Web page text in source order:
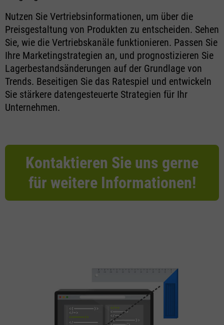
Nutzen Sie Vertriebsinformationen, um über die
Preisgestaltung von Produkten zu entscheiden. Sehen
Sie, wie die Vertriebskanäle funktionieren. Passen Sie
Ihre Marketingstrategien an, und prognostizieren Sie
Lagerbestandsänderungen auf der Grundlage von
Trends. Beseitigen Sie das Ratespiel und entwickeln
Sie stärkere datengesteuerte Strategien für Ihr
Unternehmen.
Kontaktieren Sie uns gerne
für weitere Informationen!